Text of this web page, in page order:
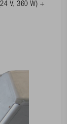
V, 360 W) +